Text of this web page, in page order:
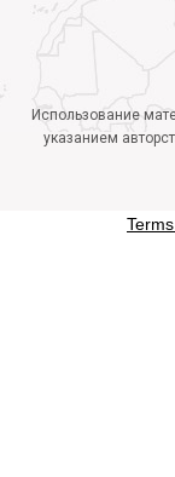
Использование
указанием